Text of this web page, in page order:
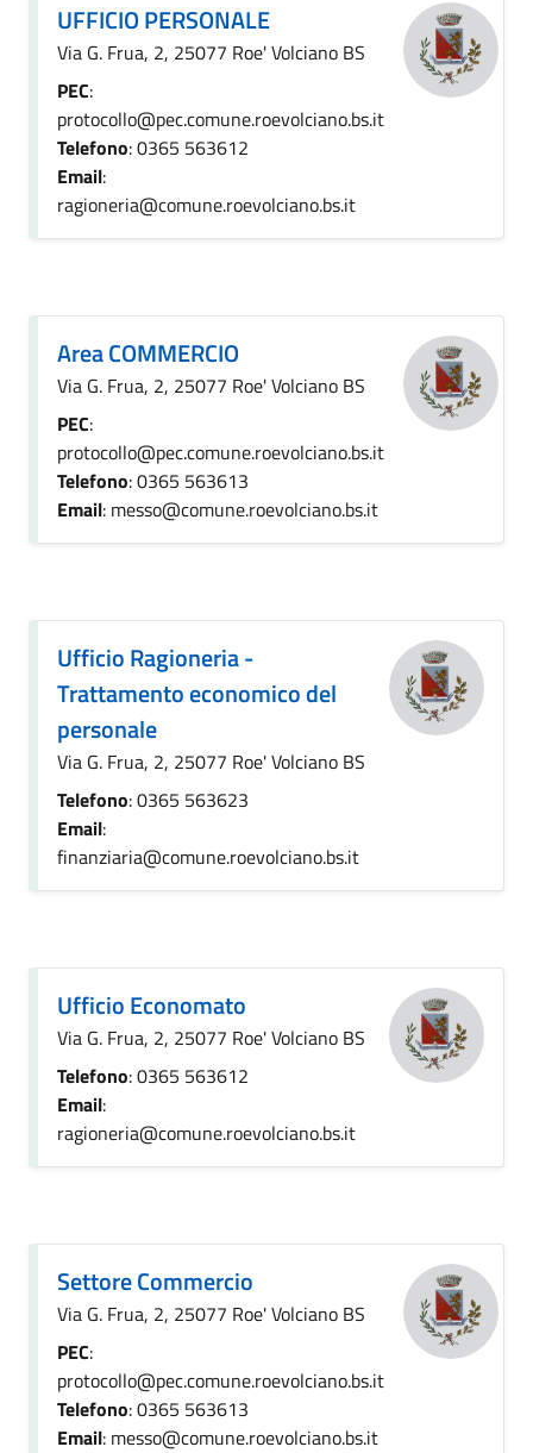
UFFICIO PERSONALE
Via G. Frua, 2, 25077 Roe' Volciano BS
PEC:
protocollo@pec.comune.roevolciano.bs.it
Telefono: 0365 563612
Email:
ragioneria@comune.roevolciano.bs.it
Area COMMERCIO
Via G. Frua, 2, 25077 Roe' Volciano BS
PEC:
protocollo@pec.comune.roevolciano.bs.it
Telefono: 0365 563613
Email: messo@comune.roevolciano.bs.it
Ufficio Ragioneria -
Trattamento economico del
personale
Via G. Frua, 2, 25077 Roe' Volciano BS
Telefono: 0365 563623
Email:
finanziaria@comune.roevolciano.bs.it
Ufficio Economato
Via G. Frua, 2, 25077 Roe' Volciano BS
Telefono: 0365 563612
Email:
ragioneria@comune.roevolciano.bs.it
Settore Commercio
Via G. Frua, 2, 25077 Roe' Volciano BS
PEC:
protocollo@pec.comune.roevolciano.bs.it
Telefono: 0365 563613
Email: messo@comune.roevolciano.bs.it